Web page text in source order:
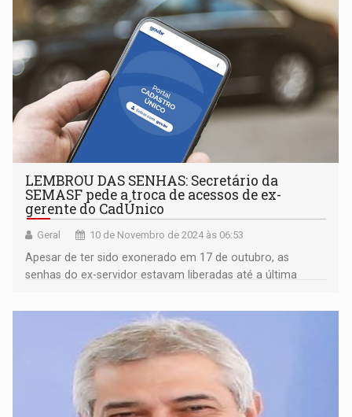
LEMBROU DAS SENHAS: Secretário da
SEMASF pede a troca de acessos de ex-
gerente do CadÚnico
Geral 10 de Novembro de 2024 às 06:53
Apesar de ter sido exonerado em 17 de outubro, as
senhas do ex-servidor estavam liberadas até a última